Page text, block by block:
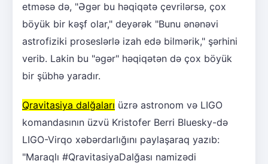
etməsə də, "Əgər bu həqiqətə çevrilərsə, çox
böyük bir kəşf olar," deyərək "Bunu ənənəvi
astrofiziki proseslərlə izah edə bilmərik," şərhini
verib. Lakin bu "əgər" həqiqətən də çox böyük
bir şübhə yaradır.
Qravitasiya dalğaları üzrə astronom və LIGO
komandasının üzvü Kristofer Berri Bluesky-də
LIGO-Virqo xəbərdarlığını paylaşaraq yazıb:
"Maraqlı #QravitasiyaDalğası namizədi